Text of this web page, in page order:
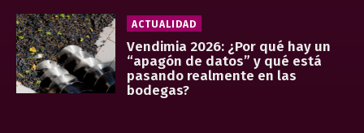
ACTUALIDAD
Vendimia 2026: ¿Por qué hay un
“apagón de datos” y qué está
pasando realmente en las
bodegas?